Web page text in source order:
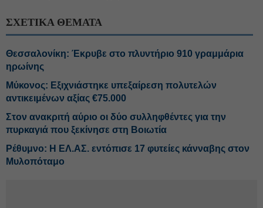
ΣΧΕΤΙΚΑ ΘΕΜΑΤΑ
Θεσσαλονίκη: Έκρυβε στο πλυντήριο 910 γραμμάρια
ηρωίνης
Μύκονος: Εξιχνιάστηκε υπεξαίρεση πολυτελών
αντικειμένων αξίας €75.000
Στον ανακριτή αύριο οι δύο συλληφθέντες για την
πυρκαγιά που ξεκίνησε στη Βοιωτία
Ρέθυμνο: Η ΕΛ.ΑΣ. εντόπισε 17 φυτείες κάνναβης στον
Μυλοπόταμο